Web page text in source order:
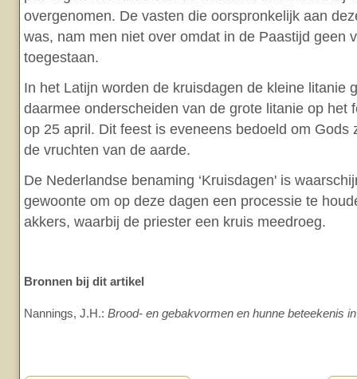
overgenomen. De vasten die oorspronkelijk aan
was, nam men niet over omdat in de Paastijd geen
toegestaan.
In het Latijn worden de kruisdagen de kleine litanie
daarmee onderscheiden van de grote litanie op het
op 25 april. Dit feest is eveneens bedoeld om Gods
de vruchten van de aarde.
De Nederlandse benaming ‘Kruisdagen' is
gewoonte om op deze dagen een processie te
akkers, waarbij de priester een kruis meedroeg.
Bronnen bij dit artikel
Nannings, J.H.: Brood- en gebakvormen en hunne beteekenis